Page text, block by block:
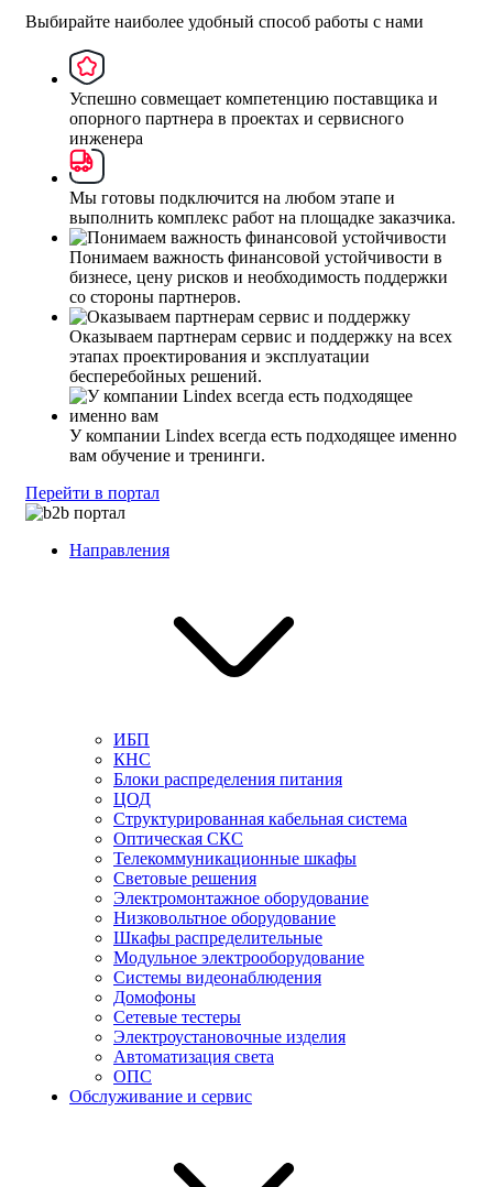
Выбирайте наиболее удобный способ работы с нами
Успешно совмещает компетенцию поставщика и
опорного партнера в проектах и сервисного
инженера
Мы готовы подключится на любом этапе и
выполнить комплекс работ на площадке заказчика.
Понимаем важность финансовой устойчивости в
бизнесе, цену рисков и необходимость поддержки
со стороны партнеров.
Оказываем партнерам сервис и поддержку на всех
этапах проектирования и эксплуатации
бесперебойных решений.
У компании Lindex всегда есть подходящее именно
вам обучение и тренинги.
Перейти в портал
Направления
ИБП
КНС
Блоки распределения питания
ЦОД
Структурированная кабельная система
Оптическая СКС
Телекоммуникационные шкафы
Световые решения
Электромонтажное оборудование
Низковольтное оборудование
Шкафы распределительные
Модульное электрооборудование
Системы видеонаблюдения
Домофоны
Сетевые тестеры
Электроустановочные изделия
Автоматизация света
ОПС
Обслуживание и сервис